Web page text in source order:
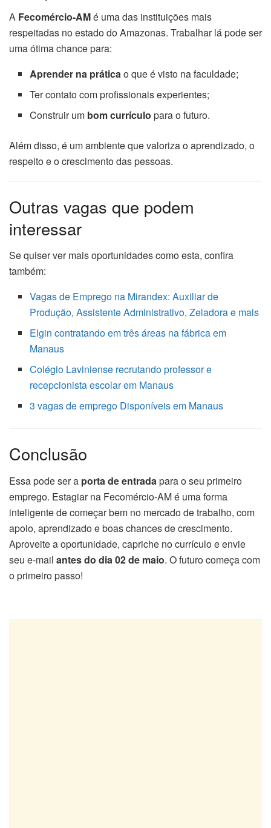
A Fecomércio-AMé uma das instituições mais
respeitadas no estado do Amazonas. Trabalhar lá pode ser
uma ótima chance para:
Aprender na práticao que é visto na faculdade;
Ter contato com profissionais experientes;
Construir um bom currículo para o futuro.
Além disso, é um ambiente que valoriza o aprendizado, o
respeito e o crescimento das pessoas.
Outras vagas que podem
interessar
Se quiser ver mais oportunidades como esta, confira
também:
Vagas de Emprego na Mirandex: Auxiliar de
Produção, Assistente Administrativo, Zeladora e mais
Elgin contratando em três áreas na fábrica em
Manaus
Colégio Laviniense recrutando professor e
recepcionista escolar em Manaus
3 vagas de emprego Disponíveis em Manaus
Conclusão
Essa pode ser a porta de entradapara o seu primeiro
emprego. Estagiar na Fecomércio-AM é uma forma
inteligente de começar bem no mercado de trabalho, com
apoio, aprendizado e boas chances de crescimento.
Aproveite a oportunidade, capriche no currículo e envie
seu e-mail antes do dia 02 de maio. O futuro começa com
o primeiro passo!